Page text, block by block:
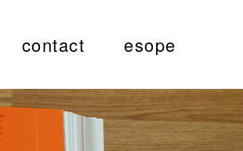
contact esope